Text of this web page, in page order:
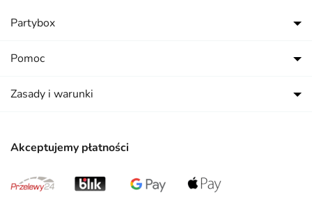
Akceptujemy płatności
Partybox
Pomoc
Zasady i warunki